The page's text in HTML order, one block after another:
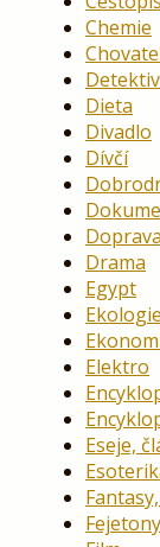
Chemie
Dieta
Divadlo
Dívčí
Doprava
Drama
Egypt
Ekologie
Elektro
Eseje,
Fejetony